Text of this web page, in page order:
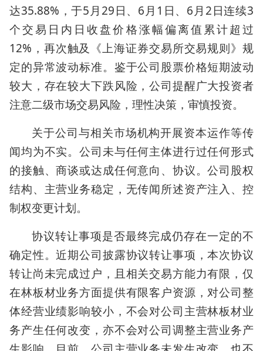
达35.88%，于5月29日、6月1日、6月2日连续3
个交易日内日收盘价格涨幅偏离值累计超过
12%，再次触及《上海证券交易所交易规则》规
定的异常波动标准。鉴于公司股票价格短期波动
较大，存在较大下跌风险，公司提醒广大投资者
注意二级市场交易风险，理性决策，审慎投资。
关于公司与相关市场机构开展资本运作等传
闻均为不实。公司未与任何主体进行过任何形式
的接触、商谈或达成任何意向、协议。公司股权
结构、主营业务稳定，无传闻所述资产注入、控
制权变更计划。
协议转让事项是否最终完成仍存在一定的不
确定性。近期公司披露协议转让事项，本次协议
转让尚未完成过户，且相关交易方能力有限，仅
在林板材业务方面提供有限客户资源，对公司整
体经营业绩影响较小，不会对公司主营林板材业
务产生任何改变，亦不会对公司调整主营业务产